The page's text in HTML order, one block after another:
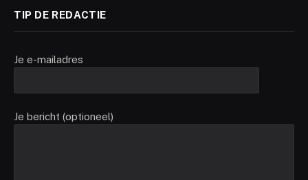
TIP DE REDACTIE
Je e-mailadres
Je bericht (optioneel)